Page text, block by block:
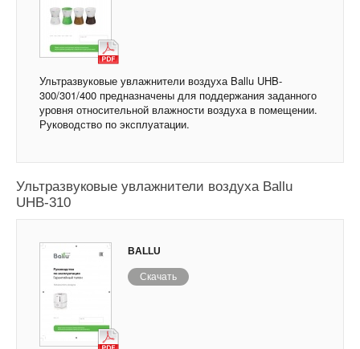
Ультразвуковые увлажнители воздуха Ballu UHB-
300/301/400 предназначены для поддержания заданного
уровня относительной влажности воздуха в помещении.
Руководство по эксплуатации.
Ультразвуковые увлажнители воздуха Ballu
UHB-310
BALLU
Скачать